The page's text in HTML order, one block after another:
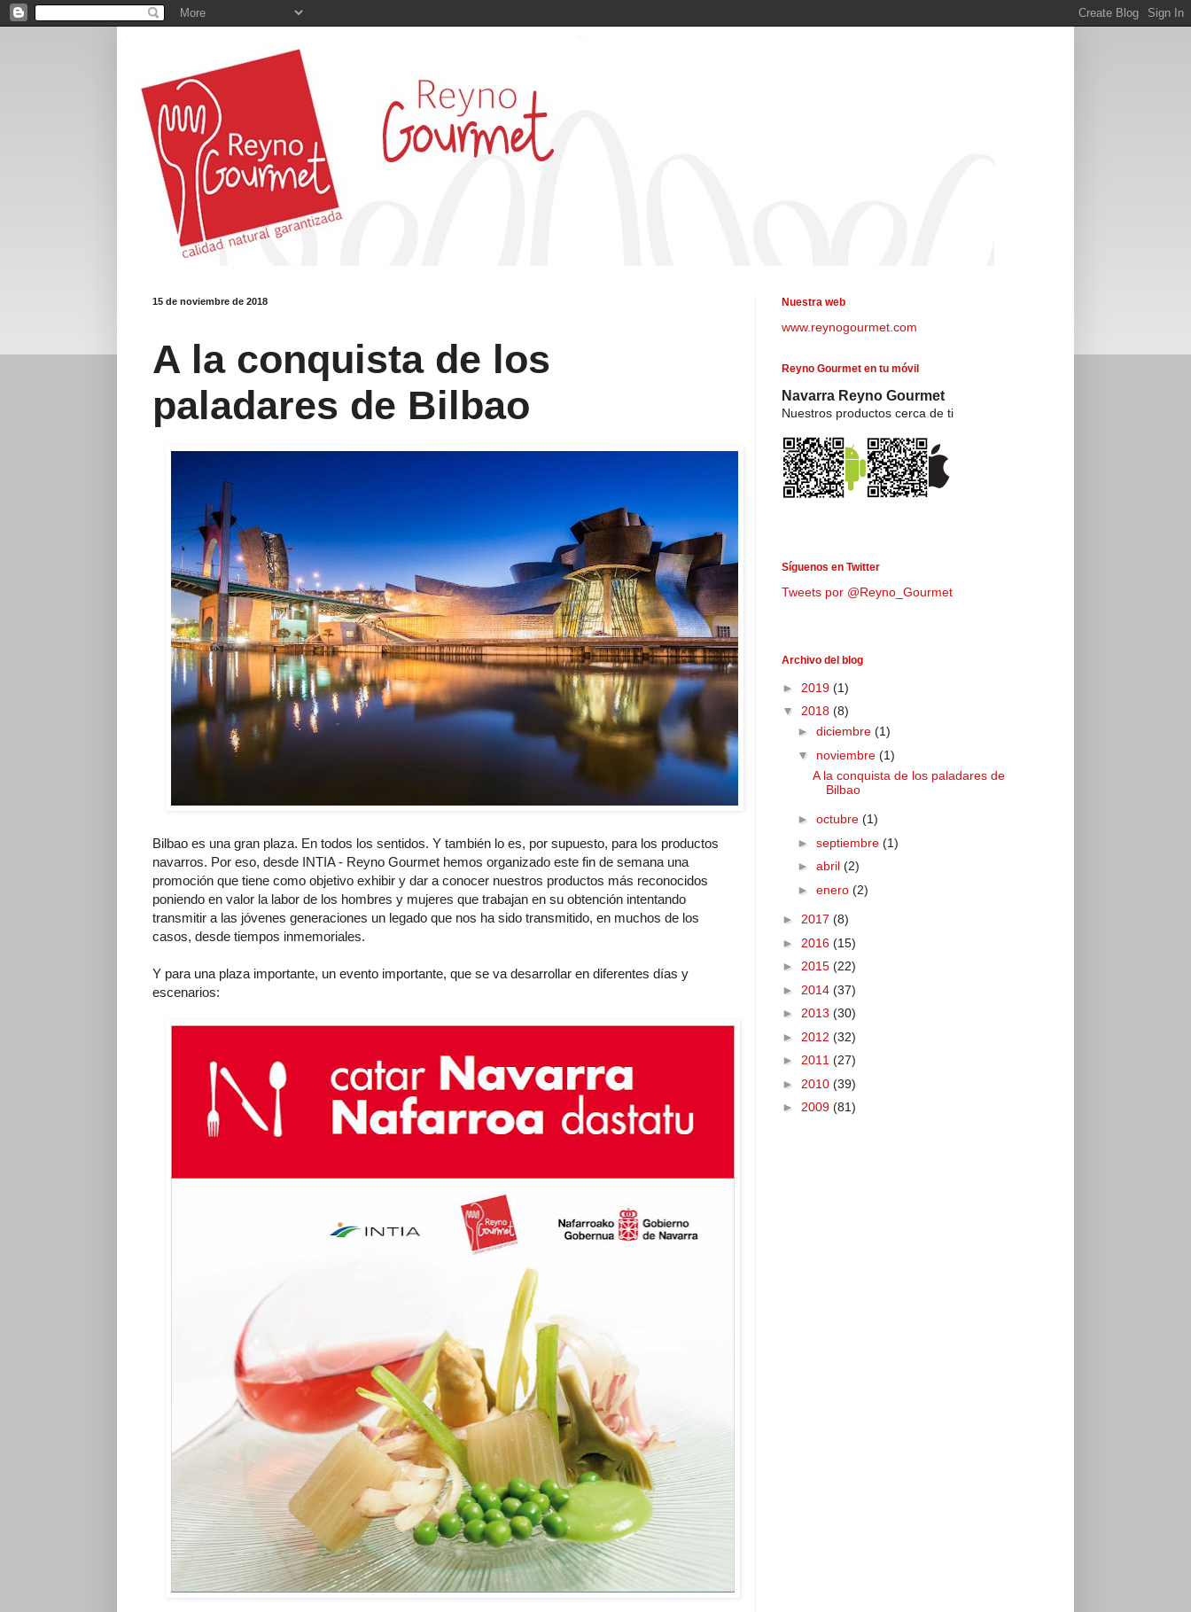
15 de noviembre de 2018
A la conquista de los
paladares de Bilbao
Bilbao es una gran plaza. En todos los sentidos. Y también lo es, por supuesto, para los productos
navarros. Por eso, desde INTIA - Reyno Gourmet hemos organizado este fin de semana una
promoción que tiene como objetivo exhibir y dar a conocer nuestros productos más reconocidos
poniendo en valor la labor de los hombres y mujeres que trabajan en su obtención intentando
transmitir a las jóvenes generaciones un legado que nos ha sido transmitido, en muchos de los
casos, desde tiempos inmemoriales.
Y para una plaza importante, un evento importante, que se va desarrollar en diferentes días y
escenarios:
Nuestra web
www.reynogourmet.com
Reyno Gourmet en tu móvil
Navarra Reyno Gourmet
Nuestros productos cerca de ti
Síguenos en Twitter
Tweets por @Reyno_Gourmet
Archivo del blog
► 2019 (1)
▼ 2018 (8)
► diciembre (1)
▼ noviembre (1)
A la conquista de los paladares de
Bilbao
► octubre (1)
► septiembre (1)
► abril (2)
► enero (2)
► 2017 (8)
► 2016 (15)
► 2015 (22)
► 2014 (37)
► 2013 (30)
► 2012 (32)
► 2011 (27)
► 2010 (39)
► 2009 (81)